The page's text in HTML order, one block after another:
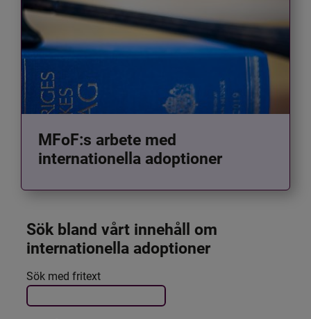
MFoF:s arbete med
internationella adoptioner
Sök bland vårt innehåll om
internationella adoptioner
Filtrera resultatet
Det här formuläret postas automatiskt
Sök med fritext